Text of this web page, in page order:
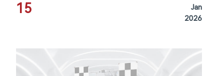
15
Jan
2026